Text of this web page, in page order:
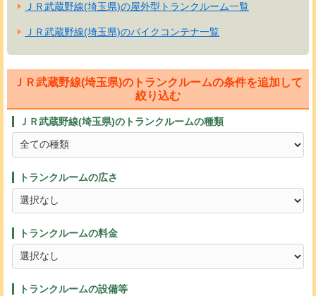
ＪＲ武蔵野線(埼玉県)の屋外型トランクルーム一覧
ＪＲ武蔵野線(埼玉県)のバイクコンテナ一覧
ＪＲ武蔵野線(埼玉県)のトランクルームの条件を追加して
絞り込む
ＪＲ武蔵野線(埼玉県)のトランクルームの種類
トランクルームの広さ
トランクルームの料金
トランクルームの設備等